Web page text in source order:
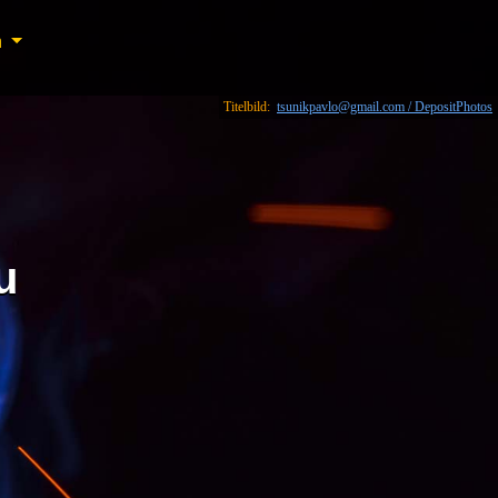
Titelbild: tsunikpavlo@gmail.com / DepositPhotos